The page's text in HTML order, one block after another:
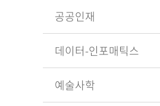
공공인재
데이터-인포매틱스
예술사학